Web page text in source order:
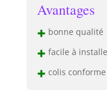
Avantages
+ bonne qualité
+ facile à
+ colis